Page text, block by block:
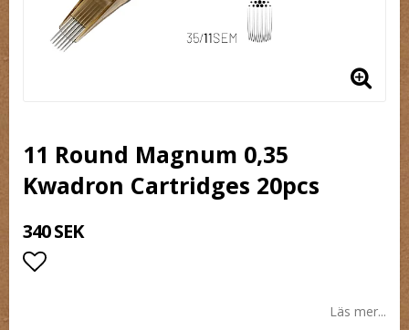
11 Round Magnum 0,35
Kwadron Cartridges 20pcs
340 SEK
Läs mer...